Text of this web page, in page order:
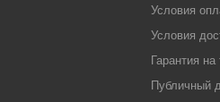
Условия
Условия
Гарантия на
Публичный